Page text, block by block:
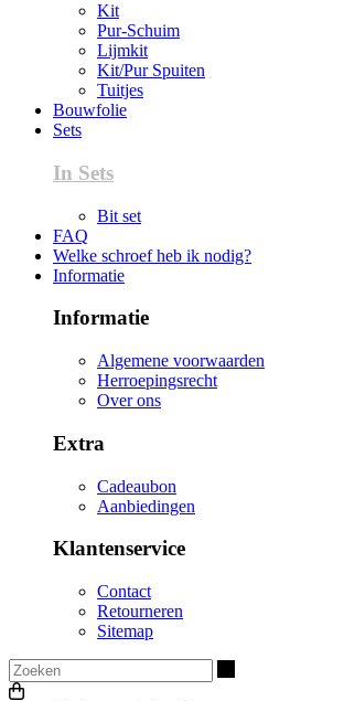
Kit
Pur-Schuim
Lijmkit
Kit/Pur Spuiten
Tuitjes
Bouwfolie
Sets
In Sets
Bit set
FAQ
Welke schroef heb ik nodig?
Informatie
Informatie
Algemene voorwaarden
Herroepingsrecht
Over ons
Extra
Cadeaubon
Aanbiedingen
Klantenservice
Contact
Retourneren
Sitemap